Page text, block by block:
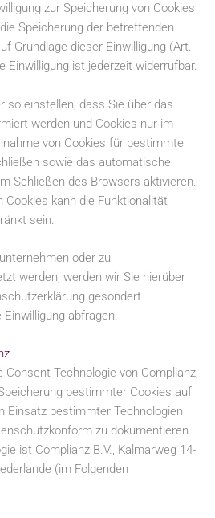
zur Speicherung von Cookies
Speicherung der betreffenden
Grundlage dieser Einwilligung (Art.
Einwilligung ist jederzeit widerrufbar.
so einstellen, dass Sie über das
werden und Cookies nur im
von Cookies für bestimmte
sowie das automatische
Schließen des Browsers aktivieren.
Cookies kann die Funktionalität
sein.
oder zu
werden, werden wir Sie hierüber
gesondert
abfragen.
Technologie von Complianz,
bestimmter Cookies auf
Einsatz bestimmter Technologien
zu dokumentieren.
ist Complianz B.V., Kalmarweg 14-
(im Folgenden